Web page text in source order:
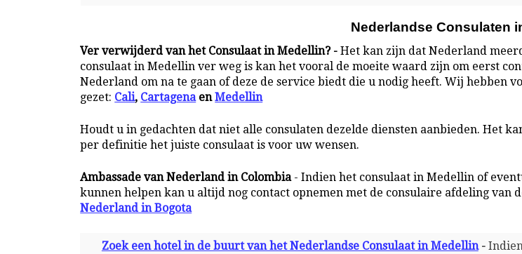
Nederlandse Consulaten
Ver verwijderd van het Consulaat in Medellin? -Het kan zijn dat Nederland
consulaat in Medellin ver weg is kan het vooral de moeite waard zijn om eerst
Nederland om na te gaan of deze de service biedt die u nodig heeft. Wij hebben
gezet: Cali, CartagenaenMedellin
Houdt u in gedachten dat niet alle consulaten dezelde diensten aanbieden. Het
per definitie het juiste consulaat is voor uw wensen.
Ambassade van Nederland in Colombia- Indien het consulaat in Medellin of
kunnen helpen kan u altijd nog contact opnemen met de consulaire afdeling van
Nederland in Bogota
Zoek een hotel in de buurt van het Nederlandse Consulaat in Medellin-